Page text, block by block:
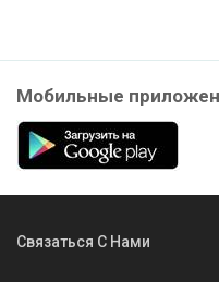
Мобильные
Связаться С Нами